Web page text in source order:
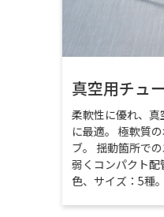
真空用チュ
柔軟性に優れ、
に最適。 極軟質
ブ。 揺動箇所で
弱くコンパクト配
色、サイズ：5種。